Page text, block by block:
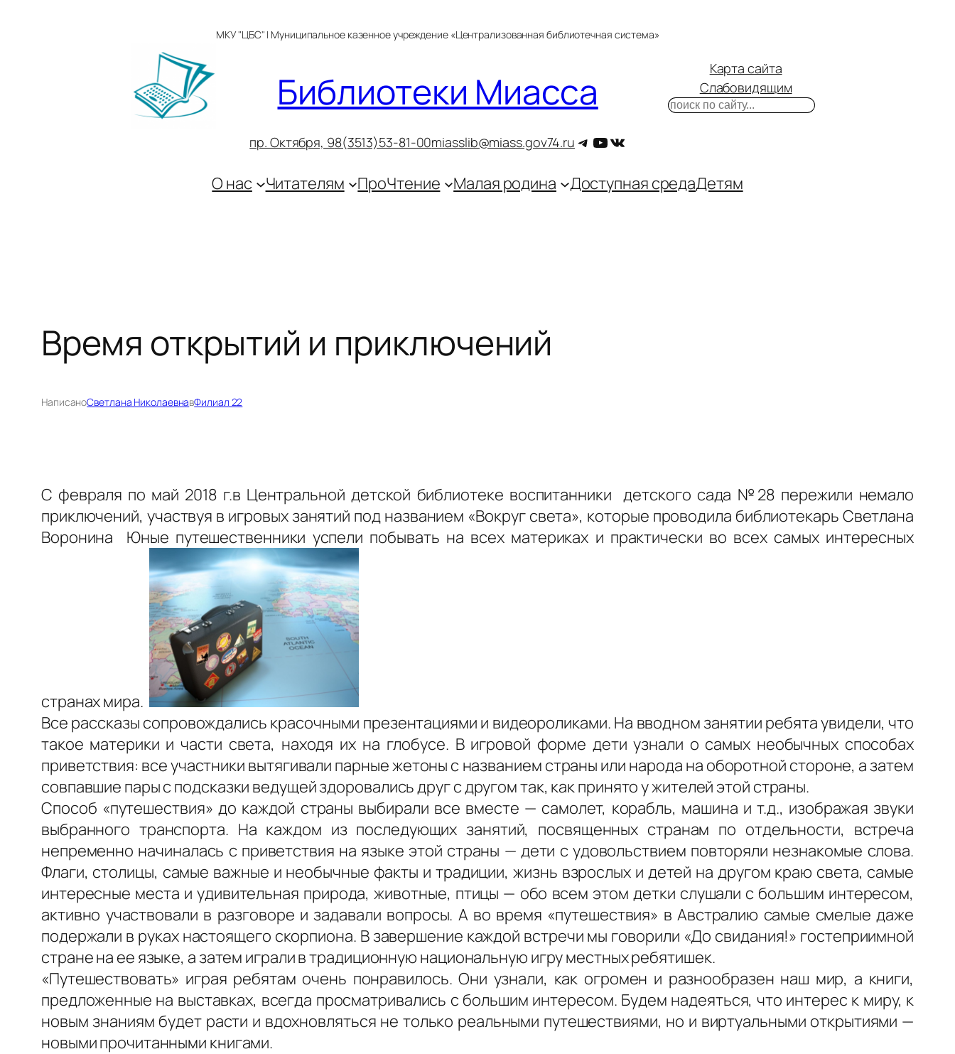
МКУ "ЦБС" | Муниципальное казенное учреждение «Централизованная библиотечная система»
Библиотеки Миасса
пр. Октября, 98(3513)53-81-00miasslib@miass.gov74.ru Telegram
YouTube
ВКонтакте
Карта сайта
Слабовидящим
Поиск
О нас Читателям ПроЧтение Малая родина Доступная средаДетям
Время открытий и приключений
НаписаноСветлана НиколаевнавФилиал 22
С февраля по май 2018 г.в Центральной детской библиотеке воспитанники детского сада №28 пережили немало
приключений, участвуя в игровых занятий под названием «Вокруг света», которые проводила библиотекарь Светлана
Воронина Юные путешественники успели побывать на всех материках и практически во всех самых интересных
странах мира.
Все рассказы сопровождались красочными презентациями и видеороликами. На вводном занятии ребята увидели, что
такое материки и части света, находя их на глобусе. В игровой форме дети узнали о самых необычных способах
приветствия: все участники вытягивали парные жетоны с названием страны или народа на оборотной стороне, а затем
совпавшие пары с подсказки ведущей здоровались друг с другом так, как принято у жителей этой страны.
Способ «путешествия» до каждой страны выбирали все вместе — самолет, корабль, машина и т.д., изображая звуки
выбранного транспорта. На каждом из последующих занятий, посвященных странам по отдельности, встреча
непременно начиналась с приветствия на языке этой страны — дети с удовольствием повторяли незнакомые слова.
Флаги, столицы, самые важные и необычные факты и традиции, жизнь взрослых и детей на другом краю света, самые
интересные места и удивительная природа, животные, птицы — обо всем этом детки слушали с большим интересом,
активно участвовали в разговоре и задавали вопросы. А во время «путешествия» в Австралию самые смелые даже
подержали в руках настоящего скорпиона. В завершение каждой встречи мы говорили «До свидания!» гостеприимной
стране на ее языке, а затем играли в традиционную национальную игру местных ребятишек.
«Путешествовать» играя ребятам очень понравилось. Они узнали, как огромен и разнообразен наш мир, а книги,
предложенные на выставках, всегда просматривались с большим интересом. Будем надеяться, что интерес к миру, к
новым знаниям будет расти и вдохновляться не только реальными путешествиями, но и виртуальными открытиями —
новыми прочитанными книгами.